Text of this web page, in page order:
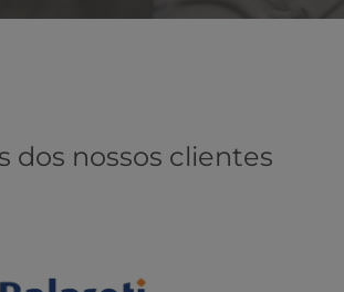
dos nossos clientes